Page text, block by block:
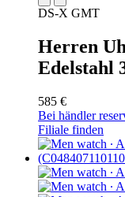
DS-X GMT
Herren
Edelstahl
585 €
Bei händler
Filiale finden